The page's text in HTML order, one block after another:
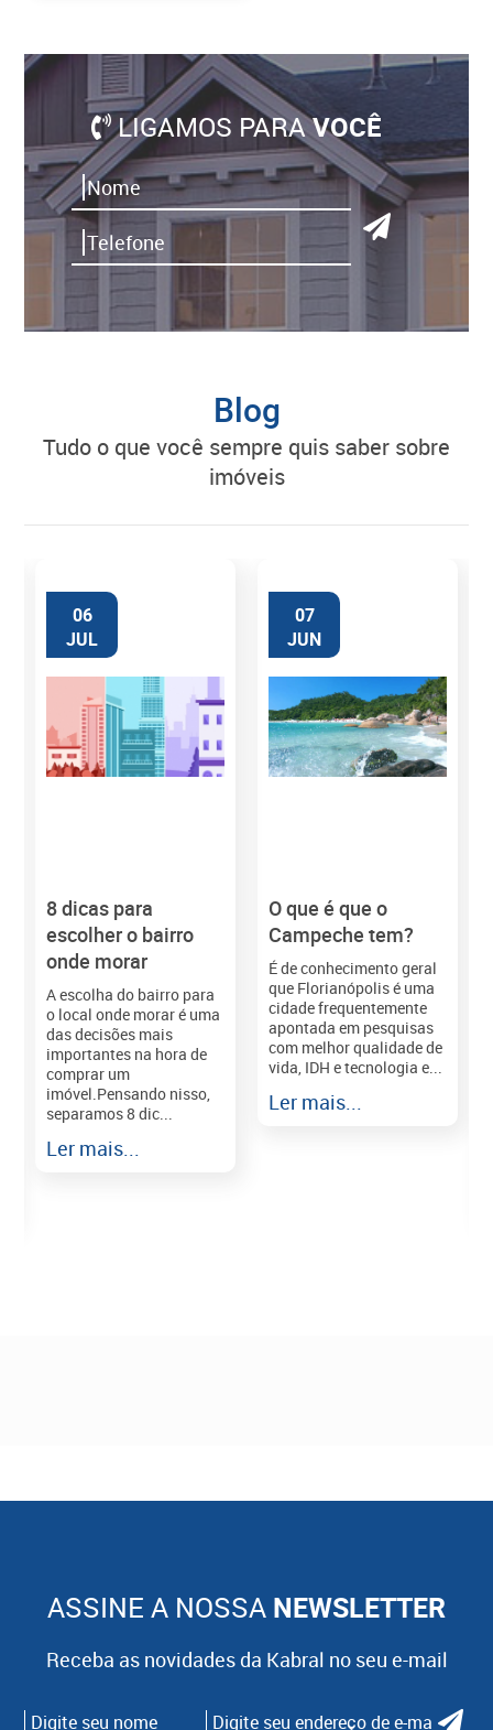
LIGAMOS PARAVOCÊ
Blog
tudo o que você sempre quis saber sobre
imóveis
06
JUL
8 dicas para
escolher o bairro
onde morar
A escolha do bairro para
o local onde morar é uma
das decisões mais
importantes na hora de
comprar um
imóvel.Pensando nisso,
separamos 8 dic...
Ler mais...
07
JUN
O que é que o
Campeche tem?
É de conhecimento geral
que Florianópolis é uma
cidade frequentemente
apontada em pesquisas
com melhor qualidade de
vida, IDH e tecnologia e...
Ler mais...
ASSINE A NOSSA NEWSLETTER
Receba as novidades da Kabral no seu e-mail